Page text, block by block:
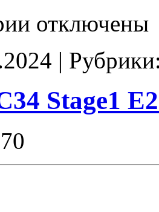
записи
Stage1
E2
noCHK
отключены
|
Stage1